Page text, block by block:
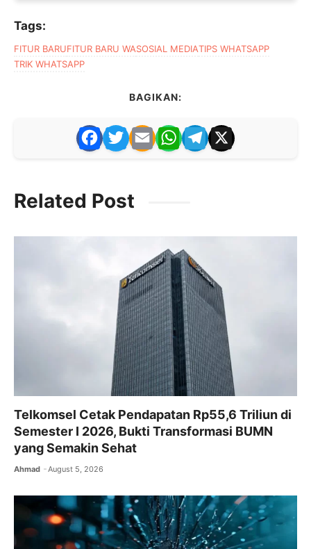
Tags:
FITUR BARUFITUR BARU WASOSIAL MEDIATIPS WHATSAPP
TRIK WHATSAPP
BAGIKAN:
F
a
e
T
w
er
E
m
l
W
h
p
p
T
el
m
X
Related Post
Telkomsel Cetak Pendapatan Rp55,6 Triliun di
Semester I 2026, Bukti Transformasi BUMN
yang Semakin Sehat
Ahmad August 5, 2026